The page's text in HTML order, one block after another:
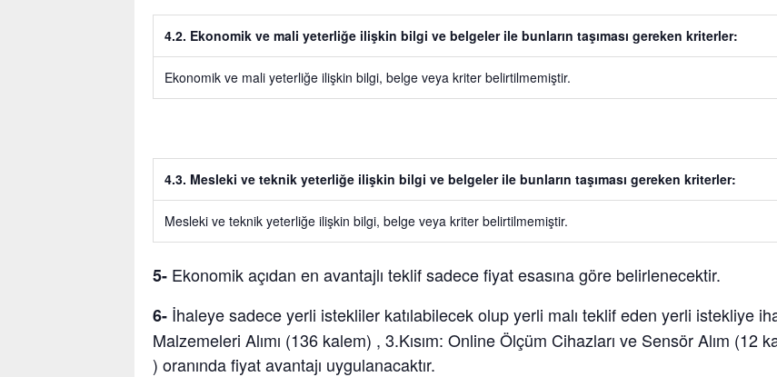
4.2. Ekonomik ve mali yeterliğe ilişkin bilgi ve belgeler ile bunların taşıması gereken kriterler:
Ekonomik ve mali yeterliğe ilişkin bilgi, belge veya kriter belirtilmemiştir.
4.3. Mesleki ve teknik yeterliğe ilişkin bilgi ve belgeler ile bunların taşıması gereken kriterler:
Mesleki ve teknik yeterliğe ilişkin bilgi, belge veya kriter belirtilmemiştir.
5- Ekonomik açıdan en avantajlı teklif sadece fiyat esasına göre belirlenecektir.
6- İhaleye sadece yerli istekliler katılabilecek olup yerli malı teklif eden yerli istekliye
Malzemeleri Alımı (136 kalem) , 3.Kısım: Online Ölçüm Cihazları ve Sensör Alım (12
) oranında fiyat avantajı uygulanacaktır.